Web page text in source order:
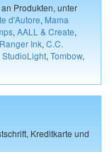
Produkten, unter
d'Autore, Mama
, AALL & Create,
Ranger Ink, C.C.
StudioLight, Tombow,
Kreditkarte und